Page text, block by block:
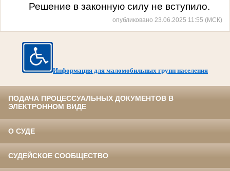
Решение в законную силу не вступило.
опубликовано 23.06.2025 11:55 (МСК)
Информация для маломобильных групп населения
ПОДАЧА ПРОЦЕССУАЛЬНЫХ ДОКУМЕНТОВ В
ЭЛЕКТРОННОМ ВИДЕ
О СУДЕ
СУДЕЙСКОЕ СООБЩЕСТВО